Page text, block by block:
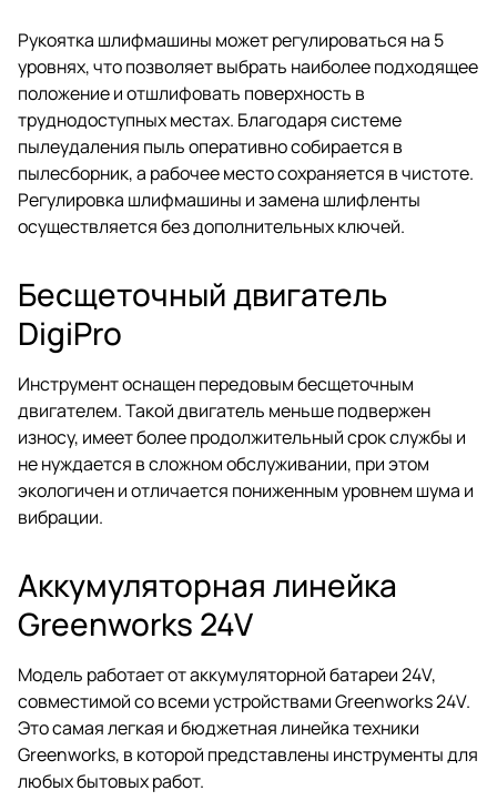
Рукоятка шлифмашины может регулироваться на 5
уровнях, что позволяет выбрать наиболее подходящее
положение и отшлифовать поверхность в
труднодоступных местах. Благодаря системе
пылеудаления пыль оперативно собирается в
пылесборник, а рабочее место сохраняется в чистоте.
Регулировка шлифмашины и замена шлифленты
осуществляется без дополнительных ключей.
Бесщеточный двигатель
DigiPro
Инструмент оснащен передовым бесщеточным
двигателем. Такой двигатель меньше подвержен
износу, имеет более продолжительный срок службы и
не нуждается в сложном обслуживании, при этом
экологичен и отличается пониженным уровнем шума и
вибрации.
Аккумуляторная линейка
Greenworks 24V
Модель работает от аккумуляторной батареи 24V,
совместимой со всеми устройствами Greenworks 24V.
Это самая легкая и бюджетная линейка техники
Greenworks, в которой представлены инструменты для
любых бытовых работ.